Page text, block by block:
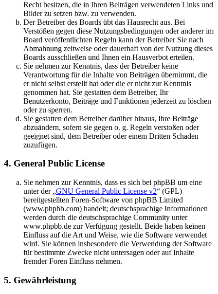
Recht besitzen, die in Ihren Beiträgen verwendeten Links und
Bilder zu setzen bzw. zu verwenden.
Der Betreiber des Boards übt das Hausrecht aus. Bei
Verstößen gegen diese Nutzungsbedingungen oder anderer im
Board veröffentlichten Regeln kann der Betreiber Sie nach
Abmahnung zeitweise oder dauerhaft von der Nutzung dieses
Boards ausschließen und Ihnen ein Hausverbot erteilen.
Sie nehmen zur Kenntnis, dass der Betreiber keine
Verantwortung für die Inhalte von Beiträgen übernimmt, die
er nicht selbst erstellt hat oder die er nicht zur Kenntnis
genommen hat. Sie gestatten dem Betreiber, Ihr
Benutzerkonto, Beiträge und Funktionen jederzeit zu löschen
oder zu sperren.
Sie gestatten dem Betreiber darüber hinaus, Ihre Beiträge
abzuändern, sofern sie gegen o. g. Regeln verstoßen oder
geeignet sind, dem Betreiber oder einem Dritten Schaden
zuzufügen.
4. General Public License
Sie nehmen zur Kenntnis, dass es sich bei phpBB um eine
unter der „GNU General Public License v2“ (GPL)
bereitgestellten Foren-Software von phpBB Limited
(www.phpbb.com) handelt; deutschsprachige Informationen
werden durch die deutschsprachige Community unter
www.phpbb.de zur Verfügung gestellt. Beide haben keinen
Einfluss auf die Art und Weise, wie die Software verwendet
wird. Sie können insbesondere die Verwendung der Software
für bestimmte Zwecke nicht untersagen oder auf Inhalte
fremder Foren Einfluss nehmen.
5. Gewährleistung